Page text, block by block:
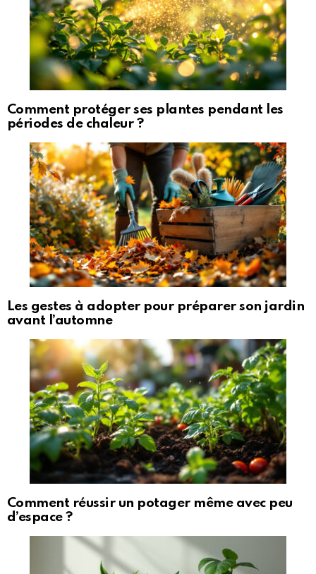
Comment protéger ses plantes pendant les
périodes de chaleur ?
Les gestes à adopter pour préparer son jardin
avant l’automne
Comment réussir un potager même avec peu
d’espace ?